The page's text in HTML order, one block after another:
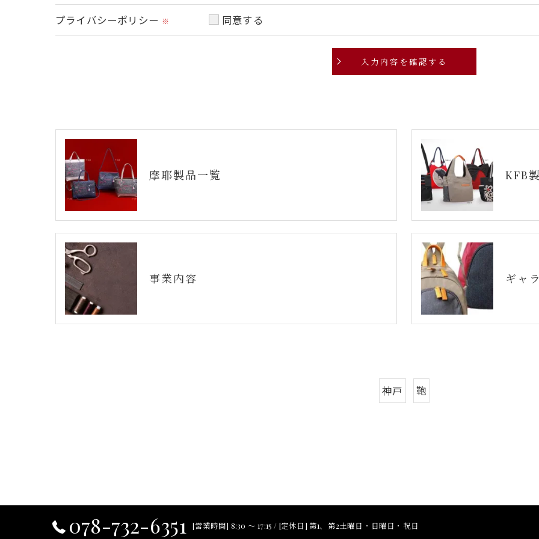
当社では、お客様の個人情報の開示･訂正･削除・利用停止の手続を定めさせて頂いております。
ご本人である事を確認のうえ、対応させて頂きます。
個人情報の開示･訂正･削除・利用停止の具体的手続きにつきましては、お電話でお問合せ下さい。
プライバシーポリシー ※ 同意する
摩耶製品一覧 KFB
事業内容 ギャ
神戸 鞄
078-732-6351 [営業時間] 8:30 ～ 17:15 / [定休日] 第1、第2土曜日・日曜日・祝日